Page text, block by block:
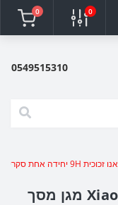
0
0
0549515310
[4 יחידות] Xiaomi Redmi 15C 5G מגן מסך